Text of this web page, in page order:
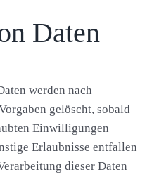
Daten
werden nach
gelöscht, sobald
Einwilligungen
Erlaubnisse entfallen
dieser Daten